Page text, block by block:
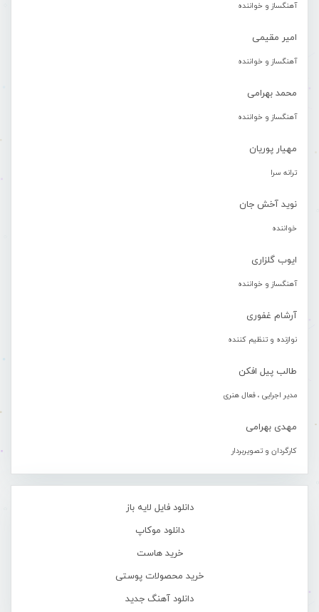
آهنگساز و خواننده
امیر مقیمی
آهنگساز و خواننده
محمد بهرامی
آهنگساز و خواننده
مهیار پوریان
ترانه سرا
نوید آخش جان
خواننده
ایوب گلزاری
آهنگساز و خواننده
آرشام غفوری
نوازنده و تنظیم کننده
طالب پیل افکن
مدیر اجرایی ، فعال هنری
مهدی بهرامی
کارگردان و تصویربردار
دانلود فایل لایه باز
دانلود موکاپ
خرید هاست
خرید محصولات پوستی
دانلود آهنگ جدید